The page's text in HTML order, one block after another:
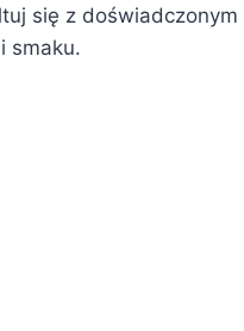
się z
smaku.